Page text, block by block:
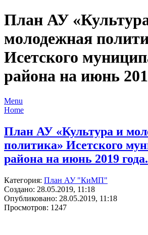
План АУ
молодежная
Исетского
района на июнь
Menu
Home
План АУ «Культура и
политика» Исетского
района на июнь 2019 года.
Категория: План АУ "КиМП"
Создано: 28.05.2019, 11:18
Опубликовано: 28.05.2019, 11:18
Просмотров: 1247